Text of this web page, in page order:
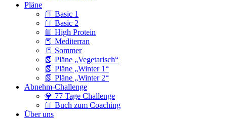
Pläne
📘 Basic 1
📘 Basic 2
📙 High Protein
📕 Mediterran
📒 Sommer
📗 Pläne „Vegetarisch“
📗 Pläne „Winter 1“
📗 Pläne „Winter 2“
Abnehm-Challenge
💎 77 Tage Challenge
📘 Buch zum Coaching
Über uns